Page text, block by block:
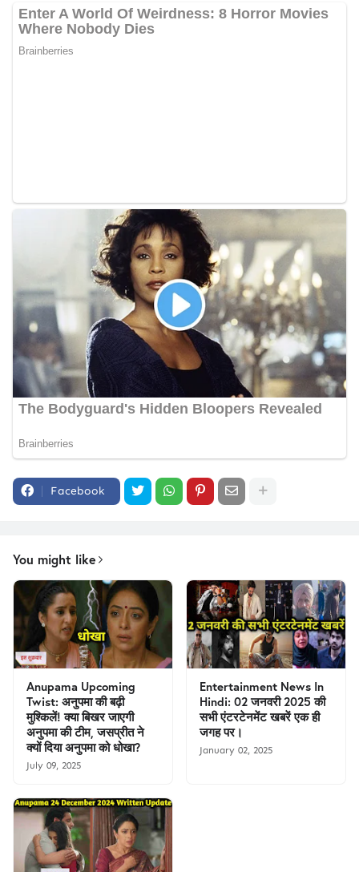
Facebook
You might like
Anupama Upcoming
Twist: अनुपमा की बढ़ी
मुश्किलें! क्या बिखर जाएगी
अनुपमा की टीम, जसप्रीत ने
क्यों दिया अनुपमा को धोखा?
July 09, 2025
Entertainment News In
Hindi: 02 जनवरी 2025 की
सभी एंटरटेनमेंट खबरें एक ही
जगह पर।
January 02, 2025